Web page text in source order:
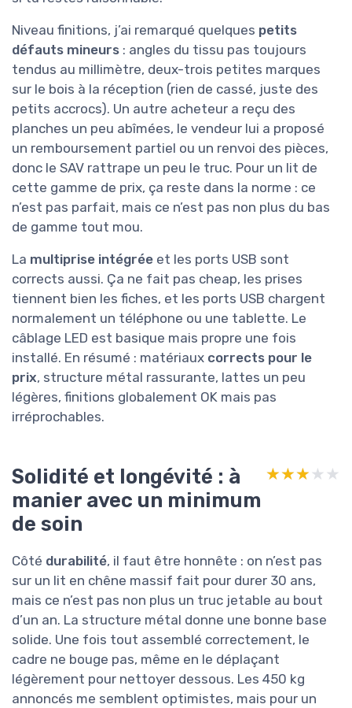
Niveau finitions, j’ai remarqué quelques petits
défauts mineurs : angles du tissu pas toujours
tendus au millimètre, deux-trois petites marques
sur le bois à la réception (rien de cassé, juste des
petits accrocs). Un autre acheteur a reçu des
planches un peu abîmées, le vendeur lui a proposé
un remboursement partiel ou un renvoi des pièces,
donc le SAV rattrape un peu le truc. Pour un lit de
cette gamme de prix, ça reste dans la norme : ce
n’est pas parfait, mais ce n’est pas non plus du bas
de gamme tout mou.
La multiprise intégrée et les ports USB sont
corrects aussi. Ça ne fait pas cheap, les prises
tiennent bien les fiches, et les ports USB chargent
normalement un téléphone ou une tablette. Le
câblage LED est basique mais propre une fois
installé. En résumé : matériaux corrects pour le
prix, structure métal rassurante, lattes un peu
légères, finitions globalement OK mais pas
irréprochables.
Solidité et longévité : à
manier avec un minimum
de soin
★★★★★
★★★★★
Côté durabilité, il faut être honnête : on n’est pas
sur un lit en chêne massif fait pour durer 30 ans,
mais ce n’est pas non plus un truc jetable au bout
d’un an. La structure métal donne une bonne base
solide. Une fois tout assemblé correctement, le
cadre ne bouge pas, même en le déplaçant
légèrement pour nettoyer dessous. Les 450 kg
annoncés me semblent optimistes, mais pour un